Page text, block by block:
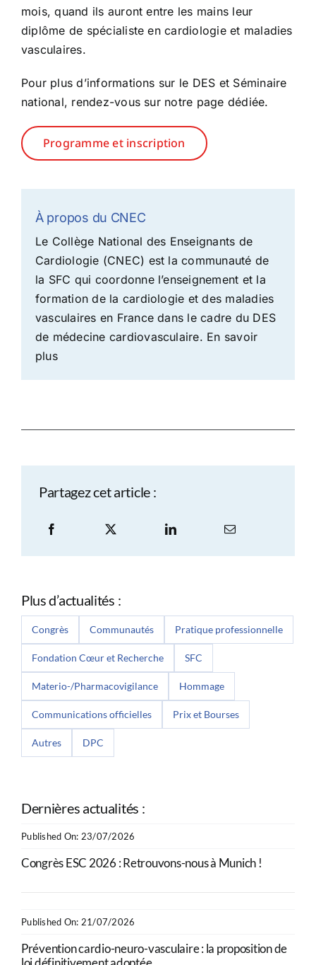
Plus d’actualités :
Congrès Communautés Pratique professionnelle
Fondation Cœur et Recherche SFC
Materio-/Pharmacovigilance Hommage
Communications officielles Prix et Bourses
Autres DPC
Dernières actualités :
Published On: 23/07/2026
Congrès ESC 2026 : Retrouvons-nous à Munich !
Published On: 21/07/2026
Prévention cardio-neuro-vasculaire : la proposition de
mois, quand ils auront entre les mains leur
diplôme de spécialiste en cardiologie et maladies
vasculaires.
Pour plus d’informations sur le DES et Séminaire
national, rendez-vous sur notre page dédiée.
Programme et inscription
À propos du CNEC
Le Collège National des Enseignants de
Cardiologie (CNEC) est la communauté de
la SFC qui coordonne l’enseignement et la
formation de la cardiologie et des maladies
vasculaires en France dans le cadre du DES
de médecine cardiovasculaire. En savoir
plus
Partagez cet article :